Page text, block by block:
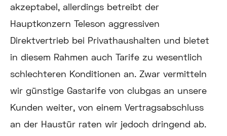
akzeptabel, allerdings betreibt der
Hauptkonzern Teleson aggressiven
Direktvertrieb bei Privathaushalten und bietet
in diesem Rahmen auch Tarife zu wesentlich
schlechteren Konditionen an. Zwar vermitteln
wir günstige Gastarife von clubgas an unsere
Kunden weiter, von einem Vertragsabschluss
an der Haustür raten wir jedoch dringend ab.